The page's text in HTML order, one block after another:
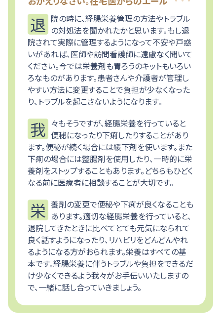
退院の時に、経腸栄養管理の方法やトラブル の対処法を聞かれたかと思います。もし退
院されて実際に管理するようになって不安や戸惑
いがあれば、医師や訪問看護師に遠慮なく聞いて
ください。今では栄養剤も胃ろうのキットもいろい
ろなものがあります。患者さんや介護者が管理し
やすい方法に変更することで負担が少なくなった
り、トラブルを起こさないようになります。
我々もそうですが、経腸栄養を行っていると 便秘になったり下痢したりすることがあり
ます。便秘が続く場合には緩下剤を使います。また
下痢の場合には整腸剤を使用したり、一時的に栄
養剤をストップすることもあります。どちらもひどく
なる前に医療者に相談することが大切です。
栄養剤の変更で便秘や下痢が良くなることも あります。適切な経腸栄養を行っていると、
退院してきたときに比べてとても元気になられて
良く話すようになったり、リハビリをどんどんやれ
るようになる方がおられます。栄養はすべての基
本です。経腸栄養に伴うトラブルや負担をできるだ
け少なくできるよう我々がお手伝いいたしますの
で、一緒に話し合っていきましょう。